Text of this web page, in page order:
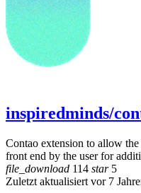
inspiredminds/
Contao extension to allow
front end by the user for
file_download 114 star5
Zuletzt aktualisiert vor 7